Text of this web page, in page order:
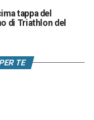
tappa del
di Triathlon del
TE